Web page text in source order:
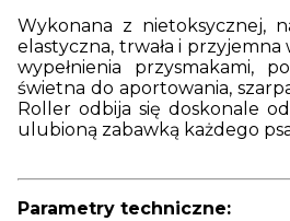
Wykonana z nietoksycznej,
elastyczna, trwała i
wypełnienia przysmakami,
świetna do aportowania,
Roller odbija się doskonale
ulubioną zabawką każdego
Parametry techniczne: